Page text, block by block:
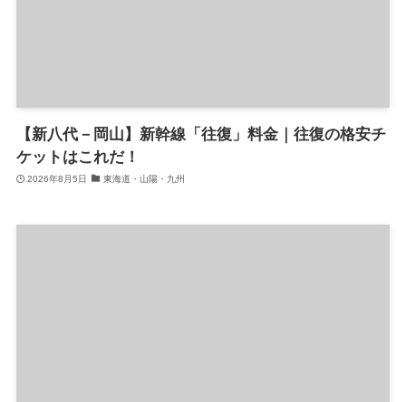
【新八代－岡山】新幹線「往復」料金｜往復の格安チ
ケットはこれだ！
2026年8月5日 東海道・山陽・九州